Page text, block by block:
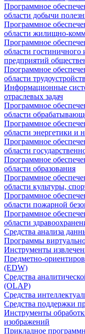
Программное
области добычи
Программное
области жилищно-
Программное
области гостиничного
предприятий
Программное
области
Информационные
отраслевых задач
Программное
области
Программное
области энергетики и
Программное
области
Программное
области образования
Программное
области культуры,
Программное
области пожарной
Программное
области
Средства анализа
Программы
Инструменты
Предметно-
(EDW)
Средства
(OLAP)
Средства
Средства поддержки
Инструменты
изображений
Прикладное